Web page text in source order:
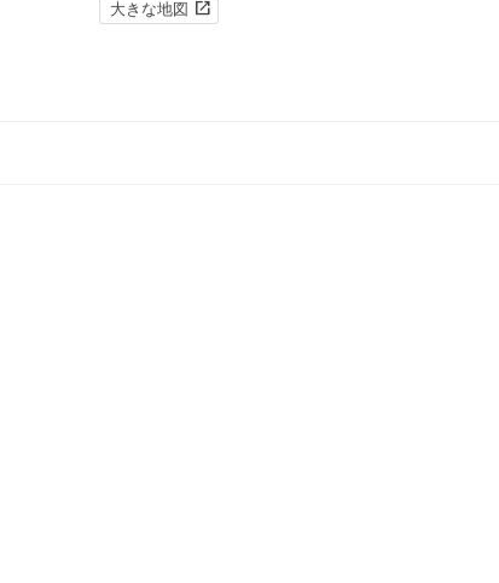
大きな地図